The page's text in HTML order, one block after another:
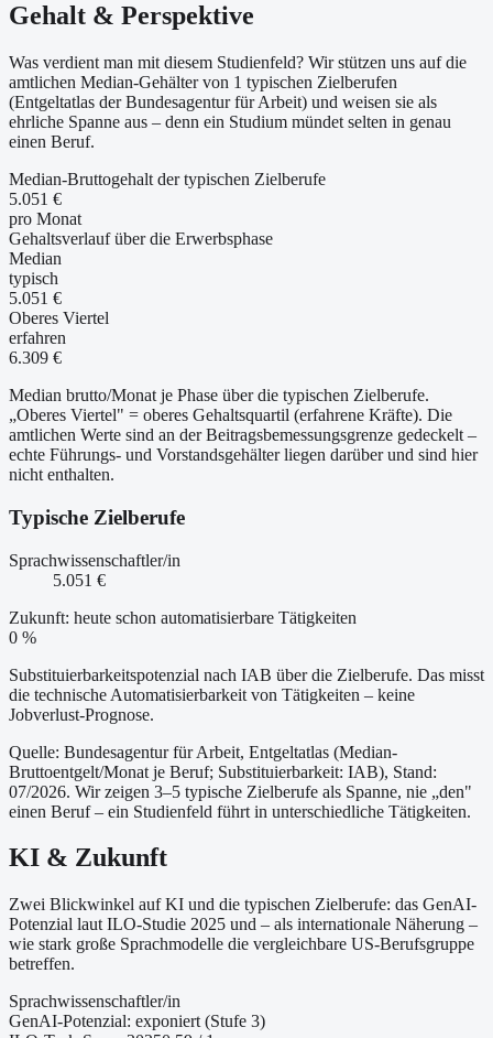
Gehalt & Perspektive
Was verdient man mit diesem Studienfeld? Wir stützen uns auf die
amtlichen Median-Gehälter von 1 typischen Zielberufen
(Entgeltatlas der Bundesagentur für Arbeit) und weisen sie als
ehrliche Spanne aus – denn ein Studium mündet selten in genau
einen Beruf.
Median-Bruttogehalt der typischen Zielberufe
5.051 €
pro Monat
Gehaltsverlauf über die Erwerbsphase
Median
typisch
5.051 €
Oberes Viertel
erfahren
6.309 €
Median brutto/Monat je Phase über die typischen Zielberufe.
„Oberes Viertel" = oberes Gehaltsquartil (erfahrene Kräfte). Die
amtlichen Werte sind an der Beitragsbemessungsgrenze gedeckelt –
echte Führungs- und Vorstandsgehälter liegen darüber und sind hier
nicht enthalten.
Typische Zielberufe
Sprachwissenschaftler/in
5.051 €
Zukunft: heute schon automatisierbare Tätigkeiten
0 %
Substituierbarkeitspotenzial nach IAB über die Zielberufe. Das misst
die technische Automatisierbarkeit von Tätigkeiten – keine
Jobverlust-Prognose.
Quelle: Bundesagentur für Arbeit, Entgeltatlas (Median-
Bruttoentgelt/Monat je Beruf; Substituierbarkeit: IAB), Stand:
07/2026. Wir zeigen 3–5 typische Zielberufe als Spanne, nie „den"
einen Beruf – ein Studienfeld führt in unterschiedliche Tätigkeiten.
KI & Zukunft
Zwei Blickwinkel auf KI und die typischen Zielberufe: das GenAI-
Potenzial laut ILO-Studie 2025 und – als internationale Näherung –
wie stark große Sprachmodelle die vergleichbare US-Berufsgruppe
betreffen.
Sprachwissenschaftler/in
GenAI-Potenzial: exponiert (Stufe 3)